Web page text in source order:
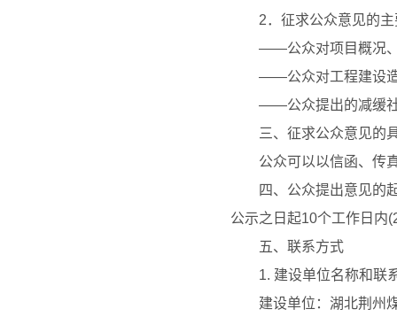
2．征求公众意见的
——公众对项目概况
——公众对工程建设
——公众提出的减缓
三、征求公众意见的
公众可以以信函、传
四、公众提出意见的
公示之日起10个工作日内
五、联系方式
1. 建设单位名称和联
建设单位：湖北荆州